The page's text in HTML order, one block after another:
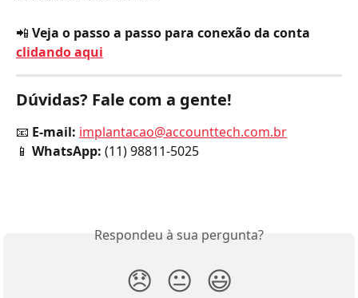
📲 Veja o passo a passo para conexão da conta
clidando aqui
Dúvidas? Fale com a gente!
📧 E-mail: implantacao@accounttech.com.br
📱 WhatsApp: (11) 98811-5025
Respondeu à sua pergunta?
😞 😐 😃